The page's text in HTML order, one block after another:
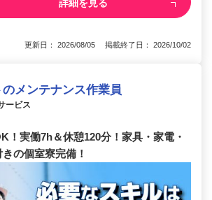
詳細を見る
更新日： 2026/08/05 掲載終了日： 2026/10/02
メンテナンス作業員
ービス
！実働7h＆休憩120分！家具・家電・
の個室寮完備！